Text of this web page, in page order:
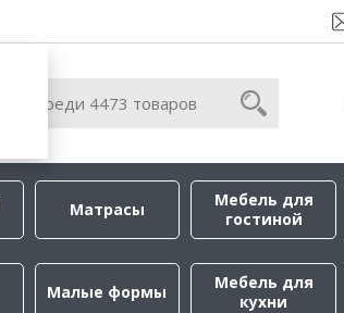
Матрасы
Мебель для
гостиной
Малые формы
Мебель для
кухни